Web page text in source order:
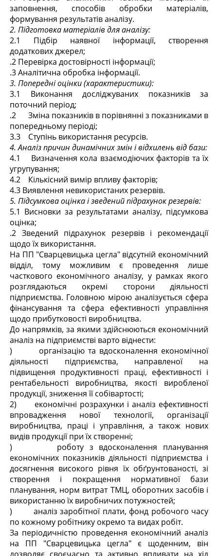
заповнення, способів обробки матеріалів,
формування результатів аналізу.
2. Підготовка матеріалів для аналізу:
2.1 Підбір наявної інформації, створення
додаткових джерел;
.2 Перевірка достовірності інформації;
.3 Аналітична обробка інформації.
3. Попередні оцінки (характеристики):
3.1 Виконання досліджуваних показників за
поточний період;
.2 Зміна показників в порівнянні з показниками в
попередньому періоді;
3.3 Ступінь використання ресурсів.
4. Аналіз причин динамічних змін і відхилень від бази:
4.1 Визначення кола взаємодіючих факторів та їх
угрупування;
4.2 Кількісний вимір впливу факторів;
4.3 Виявлення невикористаних резервів.
5. Підсумкова оцінка і зведений підрахунок резервів:
5.1 Висновки за результатами аналізу, підсумкова
оцінка;
.2 Зведений підрахунок резервів і рекомендації
щодо їх використання.
На ПП "Сварцевицька цегла" відсутній економічний
відділ, тому можливим є проведення лише
часткового економічного аналізу, у рамках якого
розглядаються окремі сторони діяльності
підприємства. Головною мірою аналізується сфера
фінансування та сфера ефективності управління
щодо прибутковості виробництва.
До напрямків, за якими здійснюються економічний
аналіз на підприємстві варто віднести:
) організацію та вдосконалення економічної
діяльності підприємства, направленої на
підвищення продуктивності праці, ефективності і
рентабельності виробництва, якості виробленої
продукції, зниження її собівартості;
2) економічні розрахунки і аналіз ефективності
впровадження нової технології, організації
виробництва, праці і управління, а також нових
видів продукції при їх створенні;
) роботу з вдосконалення планування
економічних показників діяльності підприємства і
досягнення високого рівня їх обґрунтованості, зі
створення і покращення нормативної бази
планування, норм витрат ТМЦ, оборотних засобів і
використанню їх виробничих потужностей;
) аналіз заробітної плати, фонд робочого часу
по кожному робітнику окремо та видах робіт.
За періодичністю проведення економічний аналіз
на ПП "Сварцевицька цегла" є щоденним, він